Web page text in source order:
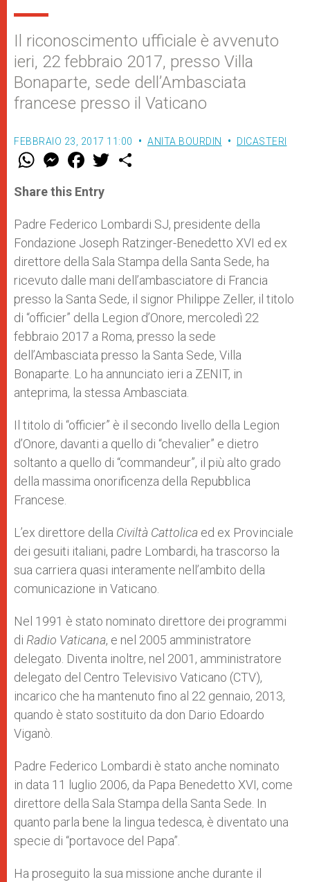
Il riconoscimento ufficiale è avvenuto
ieri, 22 febbraio 2017, presso Villa
Bonaparte, sede dell’Ambasciata
francese presso il Vaticano
FEBBRAIO 23, 2017 11:00 ANITA BOURDIN DICASTERI
W
t
s
p
p
M
e
s
e
g
e
r
F
a
e
b
o
k
w
r
Share this Entry
Padre Federico Lombardi SJ, presidente della
Fondazione Joseph Ratzinger-Benedetto XVI ed ex
direttore della Sala Stampa della Santa Sede, ha
ricevuto dalle mani dell’ambasciatore di Francia
presso la Santa Sede, il signor Philippe Zeller, il titolo
di “officier” della Legion d’Onore, mercoledì 22
febbraio 2017 a Roma, presso la sede
dell’Ambasciata presso la Santa Sede, Villa
Bonaparte. Lo ha annunciato ieri a ZENIT, in
anteprima, la stessa Ambasciata.
Il titolo di “officier” è il secondo livello della Legion
d’Onore, davanti a quello di “chevalier” e dietro
soltanto a quello di “commandeur”, il più alto grado
della massima onorificenza della Repubblica
Francese.
L’ex direttore della Civiltà Cattolica ed ex Provinciale
dei gesuiti italiani, padre Lombardi, ha trascorso la
sua carriera quasi interamente nell’ambito della
comunicazione in Vaticano.
Nel 1991 è stato nominato direttore dei programmi
di Radio Vaticana, e nel 2005 amministratore
delegato. Diventa inoltre, nel 2001, amministratore
delegato del Centro Televisivo Vaticano (CTV),
incarico che ha mantenuto fino al 22 gennaio, 2013,
quando è stato sostituito da don Dario Edoardo
Viganò.
Padre Federico Lombardi è stato anche nominato
in data 11 luglio 2006, da Papa Benedetto XVI, come
direttore della Sala Stampa della Santa Sede. In
quanto parla bene la lingua tedesca, è diventato una
specie di “portavoce del Papa”.
Ha proseguito la sua missione anche durante il